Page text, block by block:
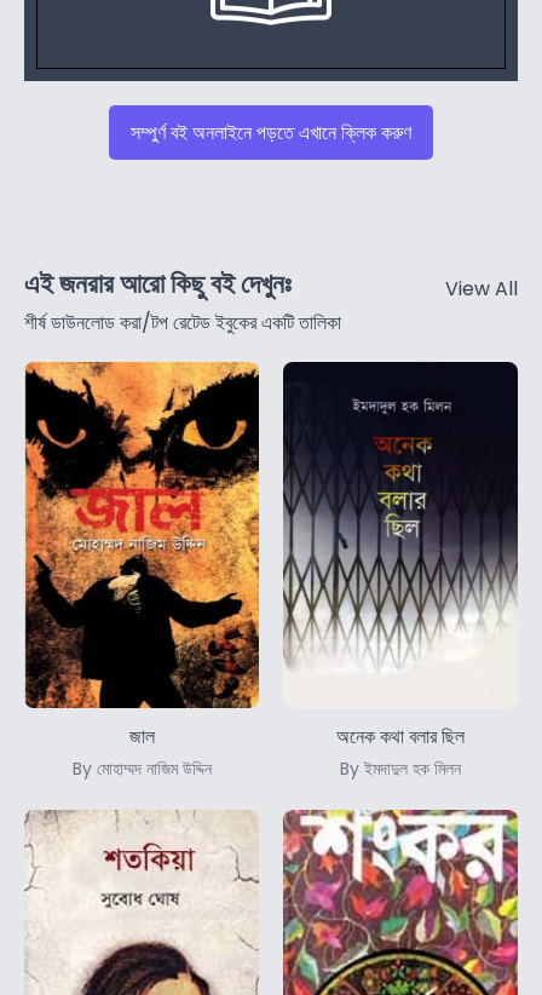
সম্পুর্ণ বই অনলাইনে পড়তে এখানে ক্লিক করুণ
এই জনরার আরো কিছু বই দেখুনঃ
শীর্ষ ডাউনলোড করা/টপ রেটেড ইবুকের একটি তালিকা
View All
জাল
By মোহাম্মদ নাজিম উদ্দিন
অনেক কথা বলার ছিল
By ইমদাদুল হক মিলন